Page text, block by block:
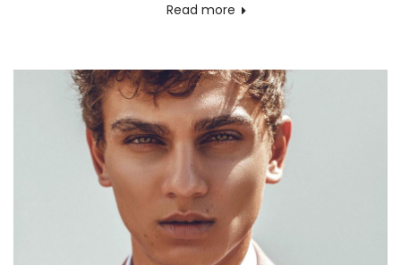
Read more